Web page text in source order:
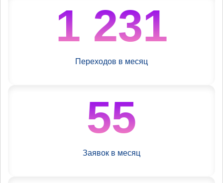
1 231
Переходов в месяц
55
Заявок в месяц